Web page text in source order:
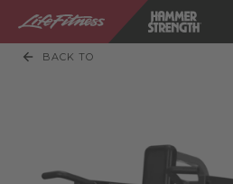
BACK TO